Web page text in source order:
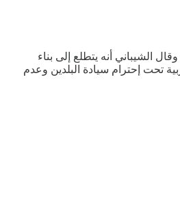
الشيباني أنه يتطلع إلى بناء
تحت إحترام سيادة البلدين وعدم